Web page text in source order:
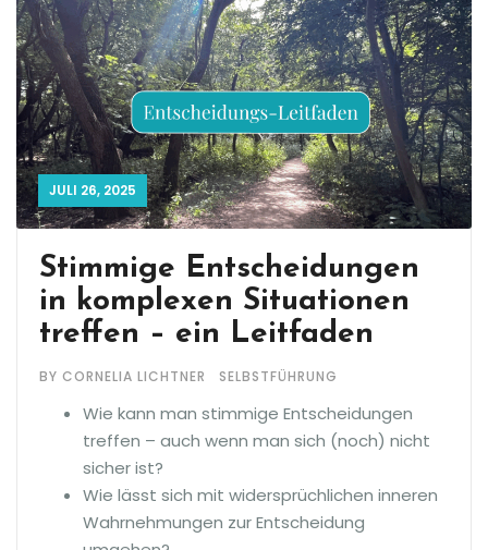
JULI 26, 2025
Stimmige Entscheidungen
in komplexen Situationen
treffen – ein Leitfaden
BY CORNELIA LICHTNER SELBSTFÜHRUNG
Wie kann man stimmige Entscheidungen
treffen – auch wenn man sich (noch) nicht
sicher ist?
Wie lässt sich mit widersprüchlichen inneren
Wahrnehmungen zur Entscheidung